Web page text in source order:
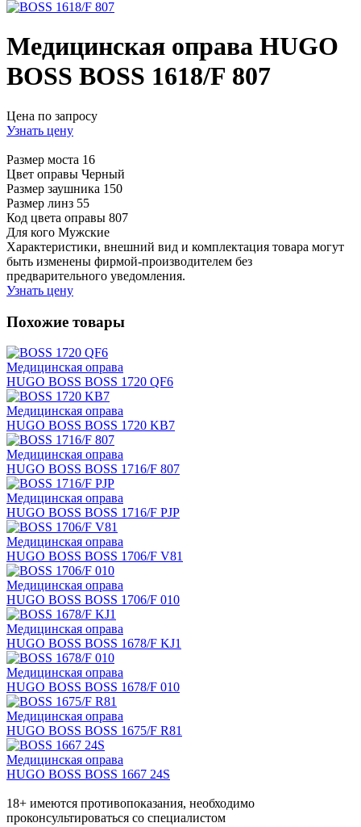
Медицинская оправа HUGO
BOSS BOSS 1618/F 807
Цена по запросу
Узнать цену
Размер моста 16
Цвет оправы Черный
Размер заушника 150
Размер линз 55
Код цвета оправы 807
Для кого Мужские
Характеристики, внешний вид и комплектация товара могут
быть изменены фирмой-производителем без
предварительного уведомления.
Узнать цену
Похожие товары
Медицинская оправа
HUGO BOSS BOSS 1720 QF6
Медицинская оправа
HUGO BOSS BOSS 1720 KB7
Медицинская оправа
HUGO BOSS BOSS 1716/F 807
Медицинская оправа
HUGO BOSS BOSS 1716/F PJP
Медицинская оправа
HUGO BOSS BOSS 1706/F V81
Медицинская оправа
HUGO BOSS BOSS 1706/F 010
Медицинская оправа
HUGO BOSS BOSS 1678/F KJ1
Медицинская оправа
HUGO BOSS BOSS 1678/F 010
Медицинская оправа
HUGO BOSS BOSS 1675/F R81
Медицинская оправа
HUGO BOSS BOSS 1667 24S
18+ имеются противопоказания, необходимо
проконсультироваться со специалистом